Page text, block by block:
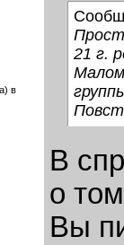
в
21 г.
В
о
Вы